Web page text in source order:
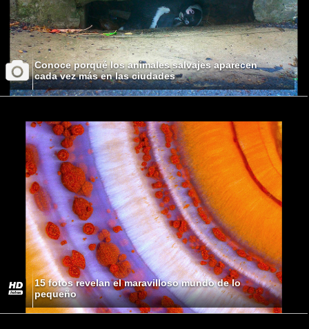
Conoce porqué los animales salvajes aparecen
cada vez más en las ciudades
15 fotos revelan el maravilloso mundo de lo
pequeño